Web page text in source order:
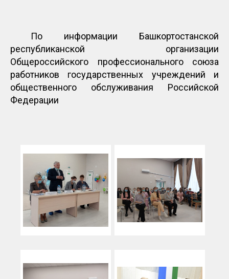
По информации Башкортостанской
республиканской организации
Общероссийского профессионального союза
работников государственных учреждений и
общественного обслуживания Российской
Федерации